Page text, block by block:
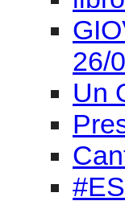
26/
Un